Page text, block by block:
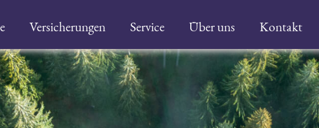
Versicherungen Service Über uns Kontakt